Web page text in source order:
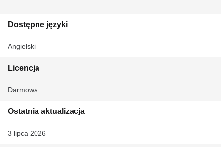
Dostępne języki
Angielski
Licencja
Darmowa
Ostatnia aktualizacja
3 lipca 2026